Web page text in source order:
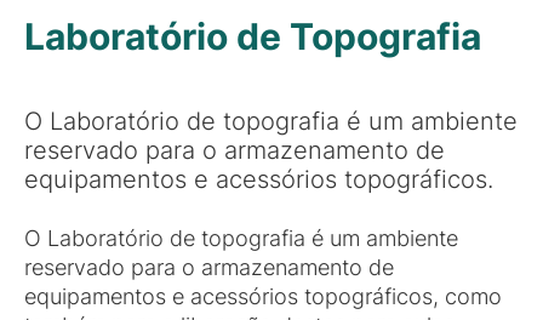
Laboratório de Topografia
O Laboratório de topografia é um ambiente
reservado para o armazenamento de
equipamentos e acessórios topográficos.
O Laboratório de topografia é um ambiente
reservado para o armazenamento de
equipamentos e acessórios topográficos, como